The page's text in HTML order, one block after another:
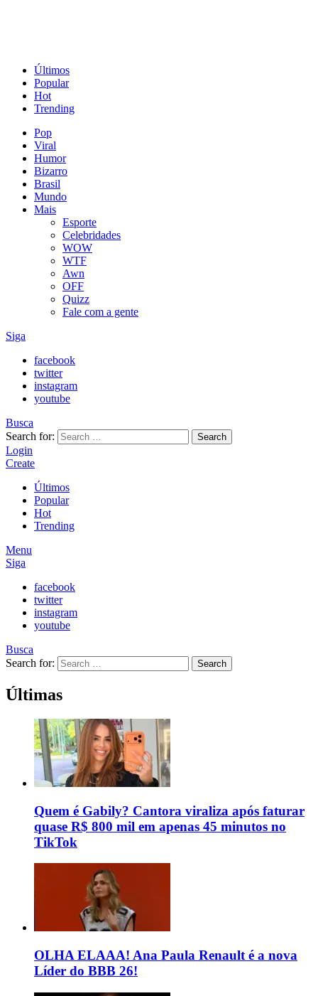
Últimos
Popular
Hot
Trending
Pop
Viral
Humor
Bizarro
Brasil
Mundo
Mais
Esporte
Celebridades
WOW
WTF
Awn
OFF
Quizz
Fale com a gente
Siga
facebook
twitter
instagram
youtube
Busca
Search for:
Search
Login
Create
Últimos
Popular
Hot
Trending
Menu
Siga
facebook
twitter
instagram
youtube
Busca
Search for:
Search
Últimas
Quem é Gabily? Cantora viraliza após faturar
quase R$ 800 mil em apenas 45 minutos no
TikTok
OLHA ELAAA! Ana Paula Renault é a nova
Líder do BBB 26!